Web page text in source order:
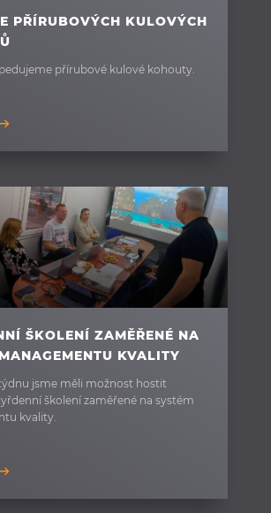
PŘÍRUBOVÝCH KULOVÝCH
přírubové kulové kohouty.
ŠKOLENÍ ZAMĚŘENÉ NA
KVALITY
jsme měli možnost hostit
školení zaměřené na systém
kvality.